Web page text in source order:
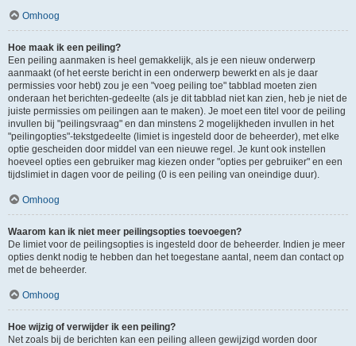
Omhoog
Hoe maak ik een peiling?
Een peiling aanmaken is heel gemakkelijk, als je een nieuw onderwerp
aanmaakt (of het eerste bericht in een onderwerp bewerkt en als je daar
permissies voor hebt) zou je een "voeg peiling toe" tabblad moeten zien
onderaan het berichten-gedeelte (als je dit tabblad niet kan zien, heb je niet de
juiste permissies om peilingen aan te maken). Je moet een titel voor de peiling
invullen bij "peilingsvraag" en dan minstens 2 mogelijkheden invullen in het
"peilingopties"-tekstgedeelte (limiet is ingesteld door de beheerder), met elke
optie gescheiden door middel van een nieuwe regel. Je kunt ook instellen
hoeveel opties een gebruiker mag kiezen onder "opties per gebruiker" en een
tijdslimiet in dagen voor de peiling (0 is een peiling van oneindige duur).
Omhoog
Waarom kan ik niet meer peilingsopties toevoegen?
De limiet voor de peilingsopties is ingesteld door de beheerder. Indien je meer
opties denkt nodig te hebben dan het toegestane aantal, neem dan contact op
met de beheerder.
Omhoog
Hoe wijzig of verwijder ik een peiling?
Net zoals bij de berichten kan een peiling alleen gewijzigd worden door